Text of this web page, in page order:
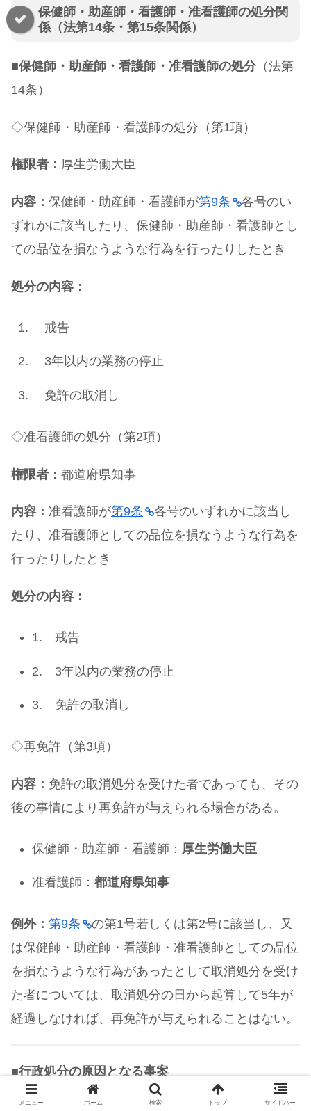
保健師・助産師・看護師・准看護師の処分関
係（法第14条・第15条関係）
■保健師・助産師・看護師・准看護師の処分（法第
14条）
◇保健師・助産師・看護師の処分（第1項）
権限者： 厚生労働大臣
内容： 保健師・助産師・看護師が第9条
各号のい
ずれかに該当したり、保健師・助産師・看護師とし
ての品位を損なうような行為を行ったりしたとき
処分の内容：
戒告
3年以内の業務の停止
免許の取消し
◇准看護師の処分（第2項）
権限者： 都道府県知事
内容： 准看護師が第9条
各号のいずれかに該当し
たり、准看護師としての品位を損なうような行為を
行ったりしたとき
処分の内容：
1. 戒告
2. 3年以内の業務の停止
3. 免許の取消し
◇再免許（第3項）
内容： 免許の取消処分を受けた者であっても、その
後の事情により再免許が与えられる場合がある。
保健師・助産師・看護師： 厚生労働大臣
准看護師： 都道府県知事
例外： 第9条
の第1号若しくは第2号に該当し、又
は保健師・助産師・看護師・准看護師としての品位
を損なうような行為があったとして取消処分を受け
た者については、取消処分の日から起算して5年が
経過しなければ、再免許が与えられることはない。
■行政処分の原因となる事案
メニュー ホーム 検索 トップ サイドバー